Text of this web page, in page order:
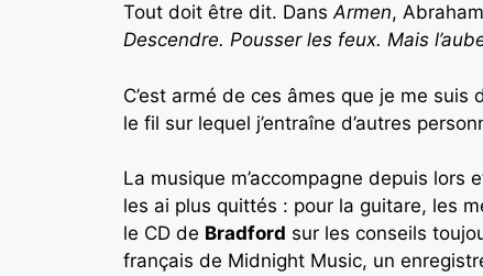
Tout doit être dit. DansArmen,
Descendre. Pousser les feux. Mais
C’est armé de ces âmes que je me
le fil sur lequel j’entraîne d’autres
La musique m’accompagne depuis lors
les ai plus quittés : pour la guitare, les
le CD de Bradford sur les conseils
français de Midnight Music, un